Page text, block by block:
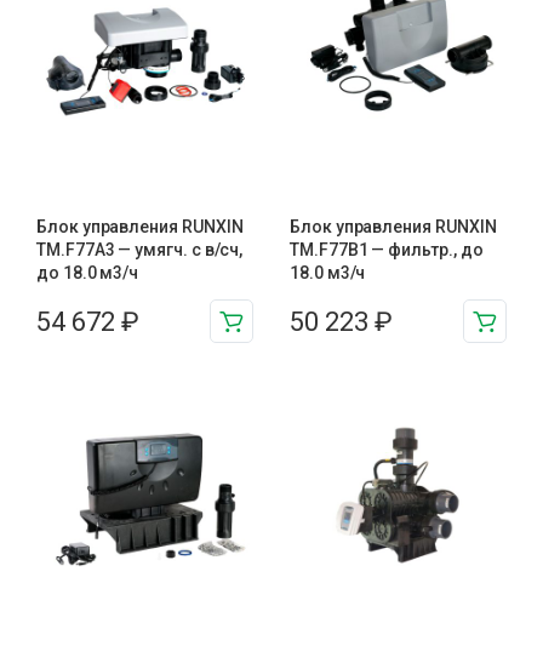
Блок управления RUNXIN
ТМ.F77A3 — умягч. с в/сч,
до 18.0 м3/ч
54 672 ₽
Блок управления RUNXIN
ТМ.F77B1 — фильтр., до
18.0 м3/ч
50 223 ₽